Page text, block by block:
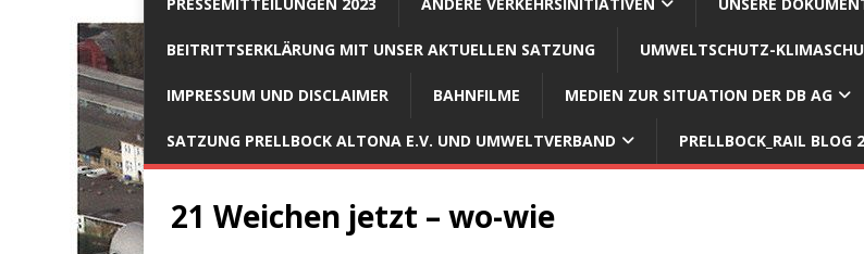
BEITRITTSERKLÄRUNG MIT UNSER AKTUELLEN SATZUNG UMWELTSCHUTZ-
IMPRESSUM UND DISCLAIMER BAHNFILME MEDIEN ZUR SITUATION DER DB AG
SATZUNG PRELLBOCK ALTONA E.V. UND UMWELTVERBAND PRELLBOCK_RAIL BLOG
21 Weichen jetzt – wo-wie